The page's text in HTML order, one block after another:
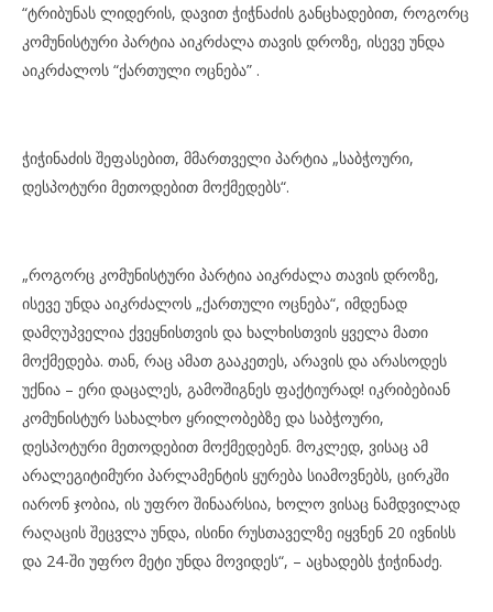
“ტრიბუნას ლიდერის, დავით ჭიჭნაძის განცხადებით, როგორც
კომუნისტური პარტია აიკრძალა თავის დროზე, ისევე უნდა
აიკრძალოს “ქართული ოცნება” .
ჭიჭინაძის შეფასებით, მმართველი პარტია „საბჭოური,
დესპოტური მეთოდებით მოქმედებს“.
„როგორც კომუნისტური პარტია აიკრძალა თავის დროზე,
ისევე უნდა აიკრძალოს „ქართული ოცნება“, იმდენად
დამღუპველია ქვეყნისთვის და ხალხისთვის ყველა მათი
მოქმედება. თან, რაც ამათ გააკეთეს, არავის და არასოდეს
უქნია – ერი დაცალეს, გამოშიგნეს ფაქტიურად! იკრიბებიან
კომუნისტურ სახალხო ყრილობებზე და საბჭოური,
დესპოტური მეთოდებით მოქმედებენ. მოკლედ, ვისაც ამ
არალეგიტიმური პარლამენტის ყურება სიამოვნებს, ცირკში
იარონ ჯობია, ის უფრო შინაარსია, ხოლო ვისაც ნამდვილად
რაღაცის შეცვლა უნდა, ისინი რუსთაველზე იყვნენ 20 ივნისს
და 24-ში უფრო მეტი უნდა მოვიდეს“, – აცხადებს ჭიჭინაძე.